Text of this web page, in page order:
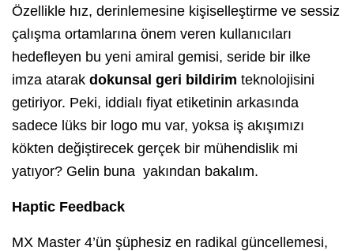
Özellikle hız, derinlemesine kişiselleştirme ve sessiz
çalışma ortamlarına önem veren kullanıcıları
hedefleyen bu yeni amiral gemisi, seride bir ilke
imza atarak dokunsal geri bildirim teknolojisini
getiriyor. Peki, iddialı fiyat etiketinin arkasında
sadece lüks bir logo mu var, yoksa iş akışımızı
kökten değiştirecek gerçek bir mühendislik mi
yatıyor? Gelin buna yakından bakalım.
Haptic Feedback
MX Master 4’ün şüphesiz en radikal güncellemesi,